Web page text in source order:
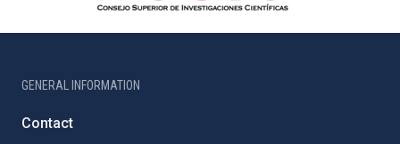
GENERAL INFORMATION
Contact